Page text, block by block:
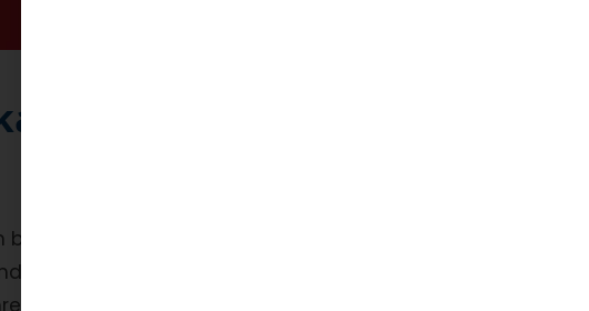
Matinee
Vormittag voller Kunst und Musik. Die
Anush Mikayelyan waren aus Armenien angereist, um ihre
Kunst zu sprechen. Sie gaben den Besuchern auch einen